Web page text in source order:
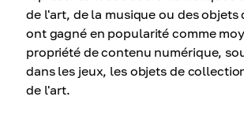
de l'art, de la musique ou des objets
ont gagné en popularité comme
propriété de contenu numérique,
dans les jeux, les objets de
de l'art.